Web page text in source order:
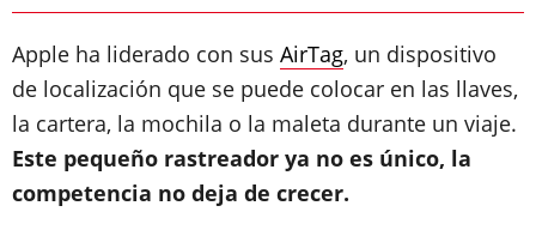
Apple ha liderado con sus AirTag, un dispositivo
de localización que se puede colocar en las llaves,
la cartera, la mochila o la maleta durante un viaje.
Este pequeño rastreador ya no es único, la
competencia no deja de crecer.